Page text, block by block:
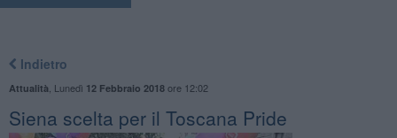
Indietro
Attualità Lunedì 12 Febbraio 2018ore 12:02
Siena scelta per il Toscana Pride